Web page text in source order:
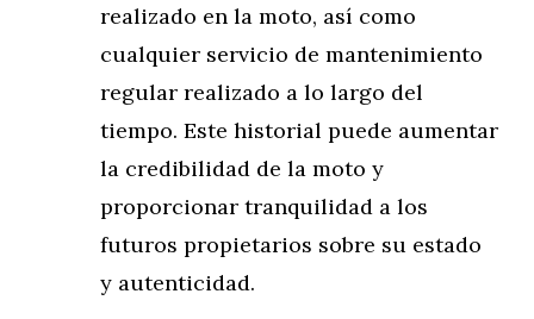
realizado en la moto, así como
cualquier servicio de mantenimiento
regular realizado a lo largo del
tiempo. Este historial puede aumentar
la credibilidad de la moto y
proporcionar tranquilidad a los
futuros propietarios sobre su estado
y autenticidad.